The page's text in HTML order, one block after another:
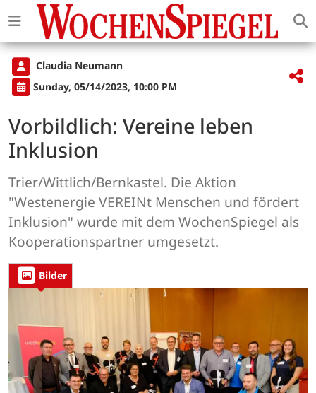
Claudia Neumann
Sunday, 05/14/2023, 10:00 PM
Vorbildlich: Vereine leben
Inklusion
Trier/Wittlich/Bernkastel. Die Aktion
"Westenergie VEREINt Menschen und fördert
Inklusion" wurde mit dem WochenSpiegel als
Kooperationspartner umgesetzt.
Bilder